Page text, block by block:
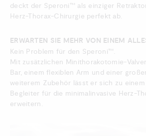
deckt der Speroni™ als einziger
Herz-Thorax-Chirurgie perfekt ab.
ERWARTEN SIE MEHR VON EINEM
Kein Problem für den Speroni™.
Mit zusätzlichen Minithorakotomie-
Bar, einem flexiblen Arm und einer
weiterem Zubehör lässt er sich zu
Begleiter für die minimalinvasive Herz-
erweitern.